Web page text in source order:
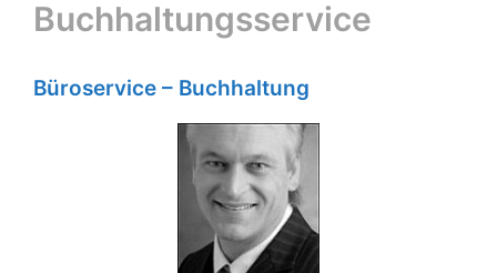
Buchhaltungsservice
Büroservice – Buchhaltung